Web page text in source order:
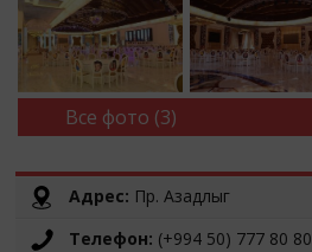
Все фото (3)
Адрес: Пр. Азадлыг
Телефон: (+994 50) 777 80 80